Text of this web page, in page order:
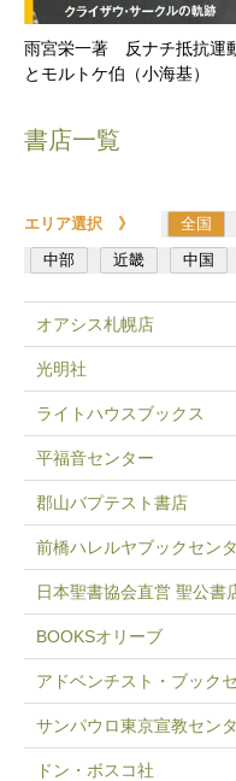
雨宮栄一著 反ナチ抵抗運
とモルトケ伯（小海基）
書店一覧
エリア選択 》 全国
中部
近畿 中国
オアシス札幌店
光明社
ライトハウスブックス
平福音センター
郡山バプテスト書店
前橋ハレルヤブックセン
日本聖書協会直営 聖公書
BOOKSオリーブ
アドベンチスト・ブック
サンパウロ東京宣教セン
ドン・ボスコ社